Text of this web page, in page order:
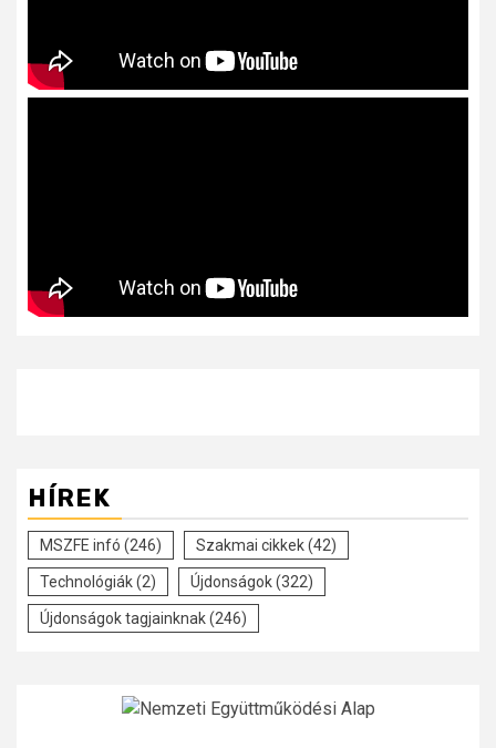
HÍREK
MSZFE infó (246) Szakmai cikkek(42)
Technológiák(2) Újdonságok(322)
Újdonságok tagjainknak(246)